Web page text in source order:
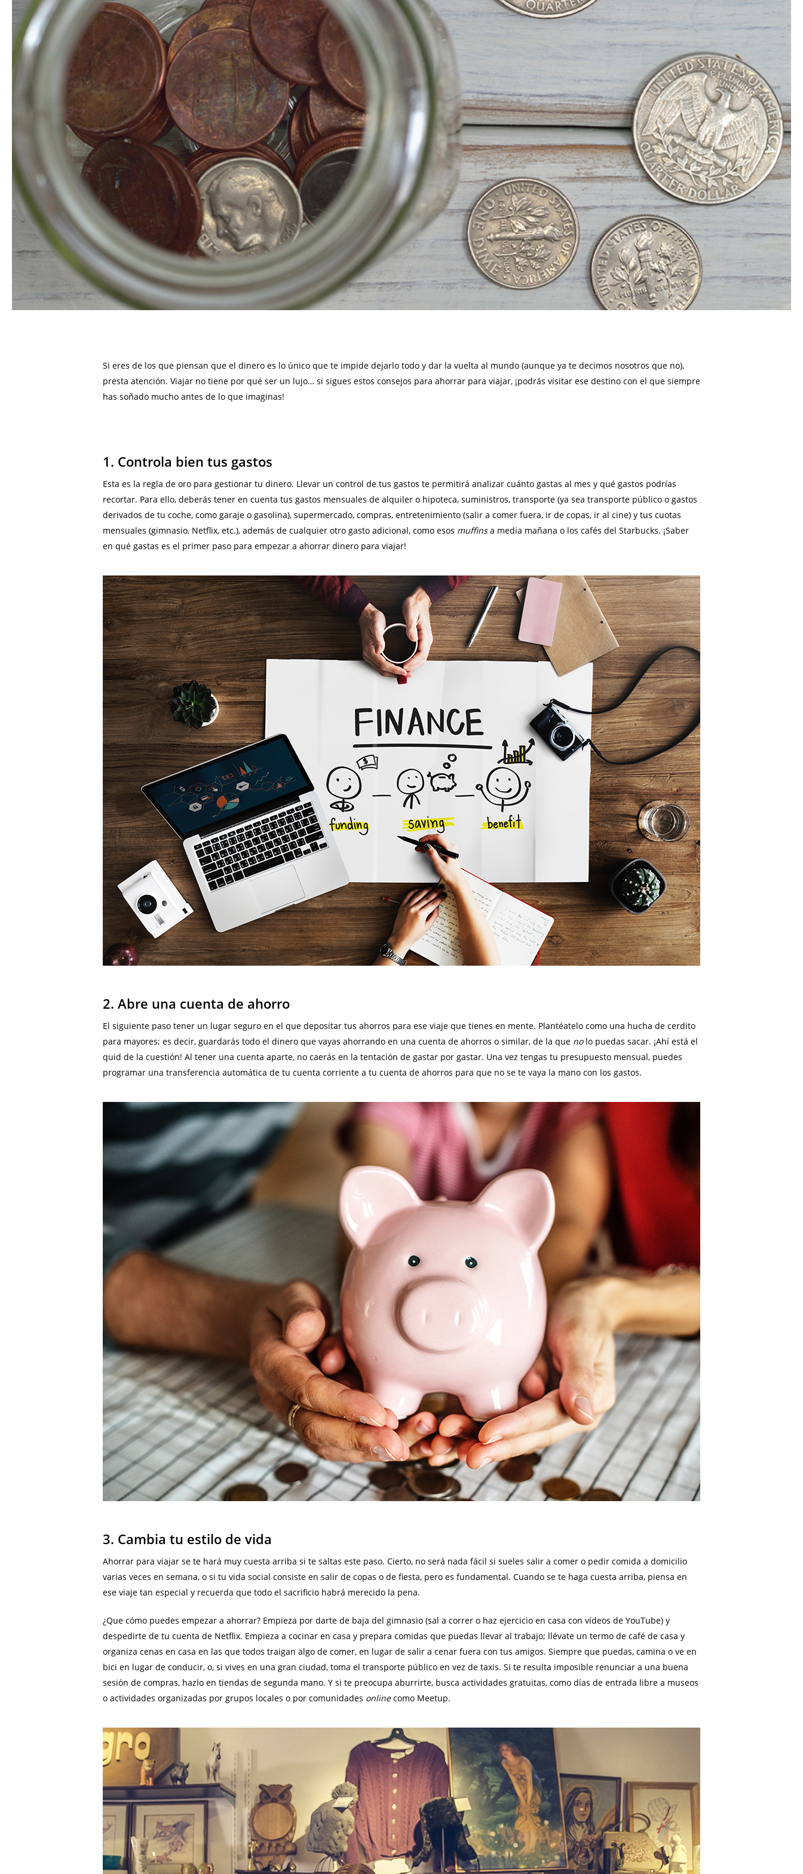
Hit enter to search or ESC to close
Si eres de los que piensan que el dinero es lo único que te impide dejarlo todo y dar la vuelta al mundo (aunque ya te decimos nosotros que no),
presta atención. Viajar no tiene por qué ser un lujo… si sigues estos consejos para ahorrar para viajar, ¡podrás visitar ese destino con el que siempre
has soñado mucho antes de lo que imaginas!
1. Controla bien tus gastos
Esta es la regla de oro para gestionar tu dinero. Llevar un control de tus gastos te permitirá analizar cuánto gastas al mes y qué gastos podrías
recortar. Para ello, deberás tener en cuenta tus gastos mensuales de alquiler o hipoteca, suministros, transporte (ya sea transporte público o gastos
derivados de tu coche, como garaje o gasolina), supermercado, compras, entretenimiento (salir a comer fuera, ir de copas, ir al cine) y tus cuotas
mensuales (gimnasio, Netflix, etc.), además de cualquier otro gasto adicional, como esos muffinsa media mañana o los cafés del Starbucks. ¡Saber
en qué gastas es el primer paso para empezar a ahorrar dinero para viajar!
2. Abre una cuenta de ahorro
El siguiente paso tener un lugar seguro en el que depositar tus ahorros para ese viaje que tienes en mente. Plantéatelo como una hucha de cerdito
para mayores; es decir, guardarás todo el dinero que vayas ahorrando en una cuenta de ahorros o similar, de la que nolo puedas sacar. ¡Ahí está el
quid de la cuestión! Al tener una cuenta aparte, no caerás en la tentación de gastar por gastar. Una vez tengas tu presupuesto mensual, puedes
programar una transferencia automática de tu cuenta corriente a tu cuenta de ahorros para que no se te vaya la mano con los gastos.
3. Cambia tu estilo de vida
Ahorrar para viajar se te hará muy cuesta arriba si te saltas este paso. Cierto, no será nada fácil si sueles salir a comer o pedir comida a domicilio
varias veces en semana, o si tu vida social consiste en salir de copas o de fiesta, pero es fundamental. Cuando se te haga cuesta arriba, piensa en
ese viaje tan especial y recuerda que todo el sacrificio habrá merecido la pena.
¿Que cómo puedes empezar a ahorrar? Empieza por darte de baja del gimnasio (sal a correr o haz ejercicio en casa con vídeos de YouTube) y
despedirte de tu cuenta de Netflix. Empieza a cocinar en casa y prepara comidas que puedas llevar al trabajo; llévate un termo de café de casa y
organiza cenas en casa en las que todos traigan algo de comer, en lugar de salir a cenar fuera con tus amigos. Siempre que puedas, camina o ve en
bici en lugar de conducir, o, si vives en una gran ciudad, toma el transporte público en vez de taxis. Si te resulta imposible renunciar a una buena
sesión de compras, hazlo en tiendas de segunda mano. Y si te preocupa aburrirte, busca actividades gratuitas, como días de entrada libre a museos
o actividades organizadas por grupos locales o por comunidades onlinecomo Meetup.